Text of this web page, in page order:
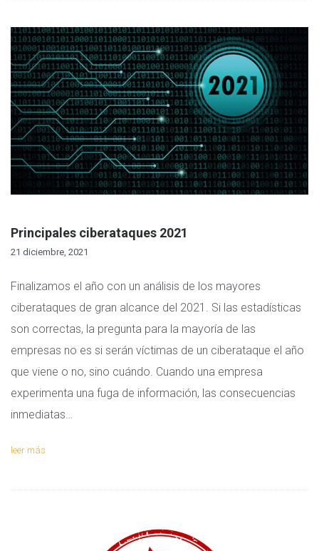
Principales ciberataques 2021
21 diciembre, 2021
Finalizamos el año con un análisis de los mayores
ciberataques de gran alcance del 2021. Si las estadísticas
son correctas, la pregunta para la mayoría de las
empresas no es si serán víctimas de un ciberataque el año
que viene o no, sino cuándo. Cuando una empresa
experimenta una fuga de información, las consecuencias
inmediatas…
leer más